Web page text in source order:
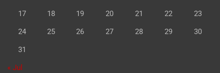
17 18 19 20 21 22 23
24 25 26 27 28 29 30
31
« Jul